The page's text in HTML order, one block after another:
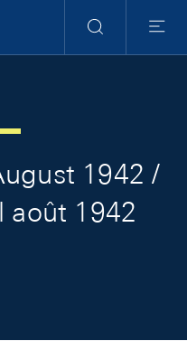
Suche
Menu
1942 /
août 1942